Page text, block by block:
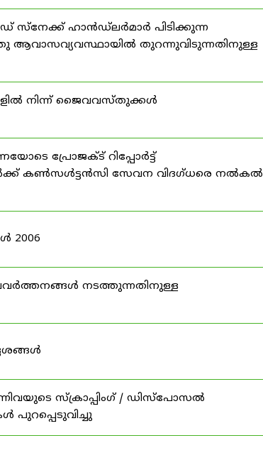
സ്നേക്ക് ഹാൻഡ്‌ലർമാർ പിടിക്കുന്ന
ആവാസവ്യവസ്ഥായിൽ തുറന്നുവിടുന്നതിനുള്ള
നിന്ന് ജൈവവസ്തുക്കൾ
പ്രോജക്ട് റിപ്പോർട്ട്
കൺസൾട്ടൻസി സേവന വിദഗ്ധരെ നൽകൽ
2006
നടത്തുന്നതിനുള്ള
സ്‌ക്രാപ്പിംഗ് / ഡിസ്‌പോസൽ
പുറപ്പെടുവിച്ചു